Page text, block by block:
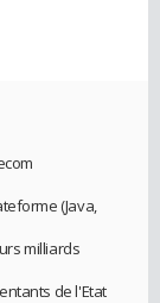
(Java,
milliards
de l'Etat